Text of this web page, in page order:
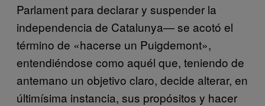
Parlament para declarar y suspender la
independencia de Catalunya— se acotó el
término de «hacerse un Puigdemont»,
entendiéndose como aquél que, teniendo de
antemano un objetivo claro, decide alterar, en
últimísima instancia, sus propósitos y hacer